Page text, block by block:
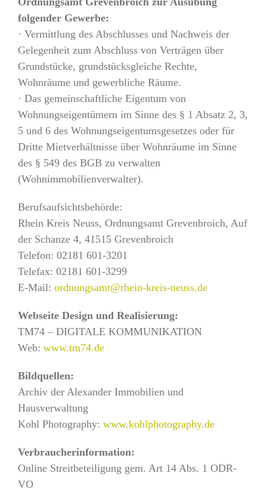
folgender Gewerbe:
· Vermittlung des Abschlusses und Nachweis der
Gelegenheit zum Abschluss von Verträgen über
Grundstücke, grundstücksgleiche Rechte,
Wohnräume und gewerbliche Räume.
· Das gemeinschaftliche Eigentum von
Wohnungseigentümern im Sinne des § 1 Absatz 2, 3,
5 und 6 des Wohnungseigentumsgesetzes oder für
Dritte Mietverhältnisse über Wohnräume im Sinne
des § 549 des BGB zu verwalten
(Wohnimmobilienverwalter).
Berufsaufsichtsbehörde:
Rhein Kreis Neuss, Ordnungsamt Grevenbroich, Auf
der Schanze 4, 41515 Grevenbroich
Telefon: 02181 601-3201
Telefax: 02181 601-3299
E-Mail: ordnungsamt@rhein-kreis-neuss.de
Webseite Design und Realisierung:
TM74 – DIGITALE KOMMUNIKATION
Web: www.tm74.de
Bildquellen:
Archiv der Alexander Immobilien und
Hausverwaltung
Kohl Photography: www.kohlphotography.de
Verbraucherinformation:
Online Streitbeteiligung gem. Art 14 Abs. 1 ODR-
VO